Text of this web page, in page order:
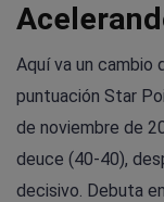
Aquí va un cambio
puntuación Star
de noviembre de
deuce (40-40),
decisivo. Debuta